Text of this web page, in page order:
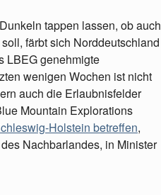
tappen lassen, ob auch
färbt sich Norddeutschland
LBEG genehmigte
wenigen Wochen ist nicht
auch die Erlaubnisfelder
Mountain Explorations
Holstein betreffen,
Nachbarlandes, in Minister